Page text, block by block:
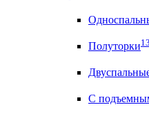
Полуторки
С